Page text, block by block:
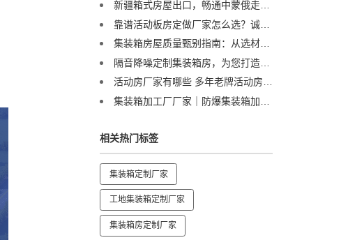
活动房厂家有哪些 多年老牌活动房生产厂家
相关热门标签
集装箱定制厂家
工地集装箱定制厂家
集装箱房定制厂家